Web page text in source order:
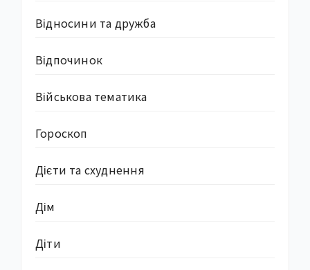
Відносини та дружба
Відпочинок
Військова тематика
Гороскоп
Дієти та схуднення
Дім
Діти